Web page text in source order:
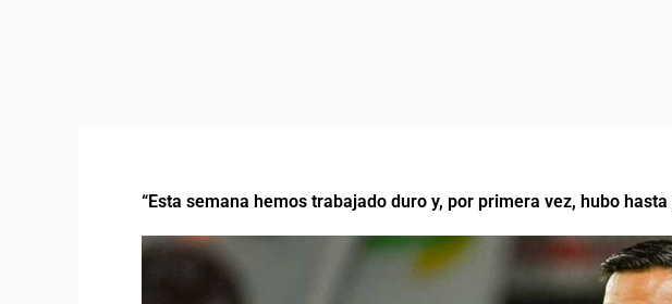
“Esta semana hemos trabajado duro y, por primera vez, hubo hasta